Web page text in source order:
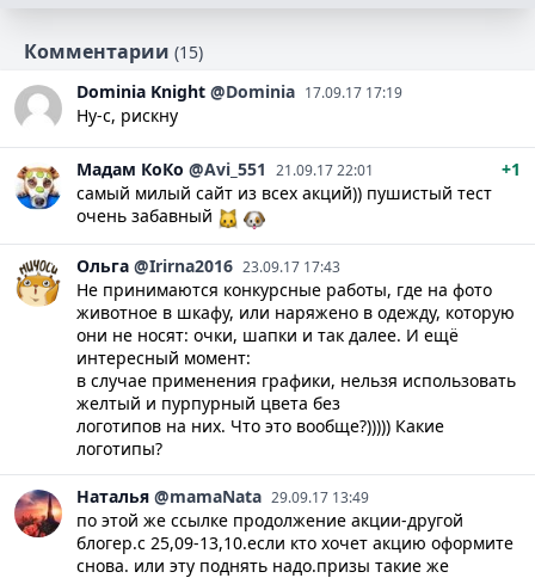
Комментарии (15)
Dominia Knight @Dominia 17.09.17 17:19
Ну-с, рискну
Мадам КоКо @Avi_551 21.09.17 22:01
+1
самый милый сайт из всех акций)) пушистый тест
очень забавный
Ольга @Irirna2016 23.09.17 17:43
Не принимаются конкурсные работы, где на фото
животное в шкафу, или наряжено в одежду, которую
они не носят: очки, шапки и так далее. И ещё
интересный момент:
в случае применения графики, нельзя использовать
желтый и пурпурный цвета без
логотипов на них. Что это вообще?))))) Какие
логотипы?
Наталья @mamaNata 29.09.17 13:49
по этой же ссылке продолжение акции-другой
блогер.с 25,09-13,10.если кто хочет акцию оформите
снова. или эту поднять надо.призы такие же